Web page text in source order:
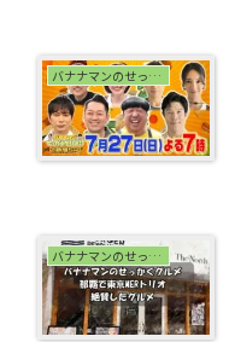
バナナマンのせっかくグルメ
バナナマンのせっかくグルメ